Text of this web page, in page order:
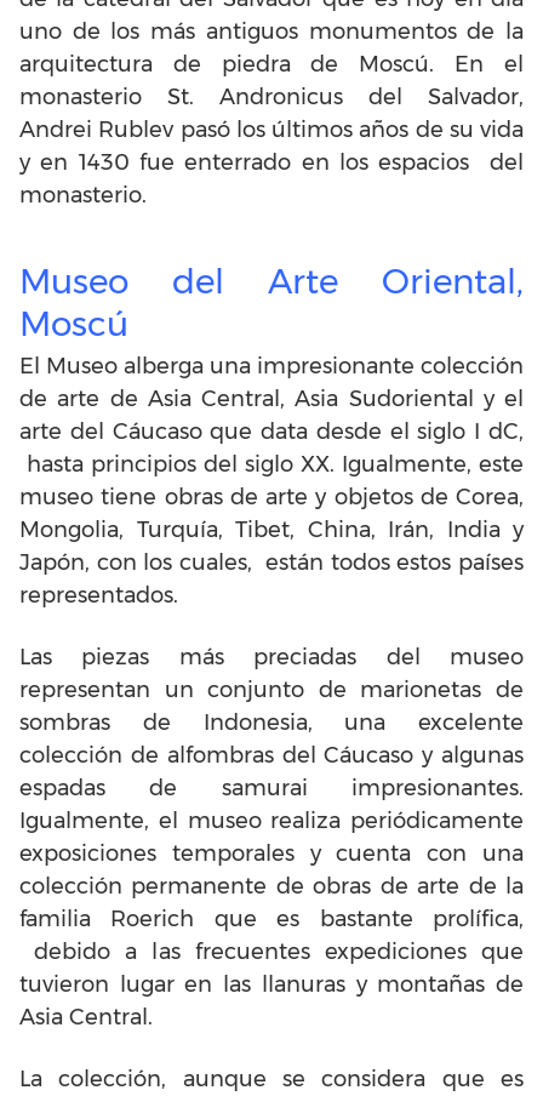
uno de los más antiguos monumentos de la
arquitectura de piedra de Moscú. En el
monasterio St. Andronicus del Salvador,
Andrei Rublev pasó los últimos años de su vida
y en 1430 fue enterrado en los espacios del
monasterio.
Museo del Arte Oriental,
Moscú
El Museo alberga una impresionante colección
de arte de Asia Central, Asia Sudoriental y el
arte del Cáucaso que data desde el siglo I dC,
hasta principios del siglo XX. Igualmente, este
museo tiene obras de arte y objetos de Corea,
Mongolia, Turquía, Tibet, China, Irán, India y
Japón, con los cuales, están todos estos países
representados.
Las piezas más preciadas del museo
representan un conjunto de marionetas de
sombras de Indonesia, una excelente
colección de alfombras del Cáucaso y algunas
espadas de samurai impresionantes.
Igualmente, el museo realiza periódicamente
exposiciones temporales y cuenta con una
colección permanente de obras de arte de la
familia Roerich que es bastante prolífica,
debido a las frecuentes expediciones que
tuvieron lugar en las llanuras y montañas de
Asia Central.
La colección, aunque se considera que es